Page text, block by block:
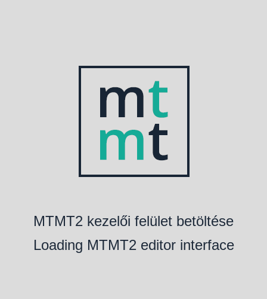
MTMT2 kezelői felület betöltése
Loading MTMT2 editor interface